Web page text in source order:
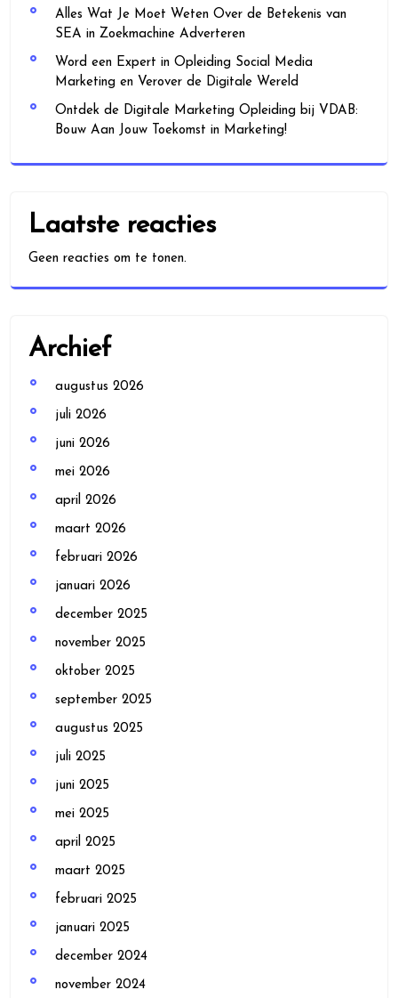
Alles Wat Je Moet Weten Over de Betekenis van
SEA in Zoekmachine Adverteren
Word een Expert in Opleiding Social Media
Marketing en Verover de Digitale Wereld
Ontdek de Digitale Marketing Opleiding bij VDAB:
Bouw Aan Jouw Toekomst in Marketing!
Laatste reacties
Geen reacties om te tonen.
Archief
augustus 2026
juli 2026
juni 2026
mei 2026
april 2026
maart 2026
februari 2026
januari 2026
december 2025
november 2025
oktober 2025
september 2025
augustus 2025
juli 2025
juni 2025
mei 2025
april 2025
maart 2025
februari 2025
januari 2025
december 2024
november 2024